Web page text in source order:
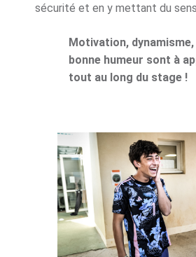
sécurité et en y mettant du sens.
Motivation,
bonne humeur sont à
tout au long du stage !